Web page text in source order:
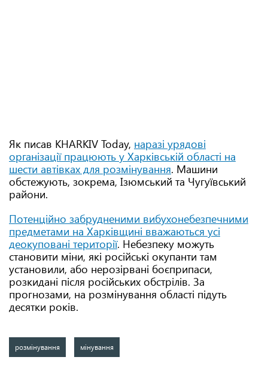
Як писав KHARKIV Today, наразі урядові
організації працюють у Харківській області на
шести автівках для розмінування. Машини
обстежують, зокрема, Ізюмський та Чугуївський
райони.
Потенційно забрудненими вибухонебезпечними
предметами на Харківщині вважаються усі
деокуповані території. Небезпеку можуть
становити міни, які російські окупанти там
установили, або нерозірвані боєприпаси,
розкидані після російських обстрілів. За
прогнозами, на розмінування області підуть
десятки років.
розмінування мінування